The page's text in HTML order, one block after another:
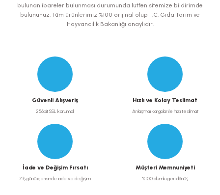
bulunan ibareler bulunması durumunda lütfen sitemize bildirimde
bulununuz. Tüm ürünlerimiz %100 orijinal olup T.C. Gıda Tarım ve
Hayvancılık Bakanlığı onaylıdır.
Güvenli Alışveriş
256bit SSL korumalı
Hızlı ve Kolay Teslimat
Anlaşmalı kargolar ile hızlı teslimat
İade ve Değişim Fırsatı
7 İş günü içerisinde iade ve değişim
Müşteri Memnuniyeti
%100 olumlu geri dönüş